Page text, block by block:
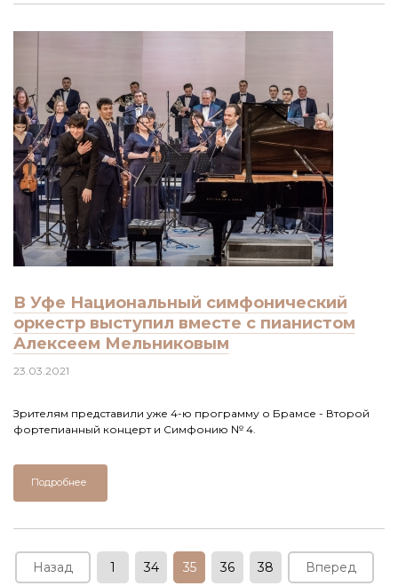
В Уфе Национальный симфонический
оркестр выступил вместе с пианистом
Алексеем Мельниковым
23.03.2021
Зрителям представили уже 4-ю программу о Брамсе - Второй
фортепианный концерт и Симфонию № 4.
Подробнее
Назад 1 34 35 36 38 Вперед